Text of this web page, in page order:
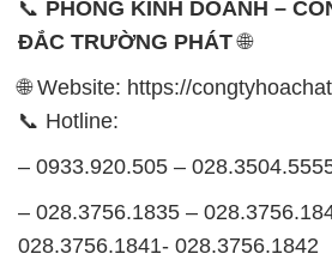
– 0933.920.505 –
028.3756.1841- 028.3756.1842
0902.765.866
📧 Email: